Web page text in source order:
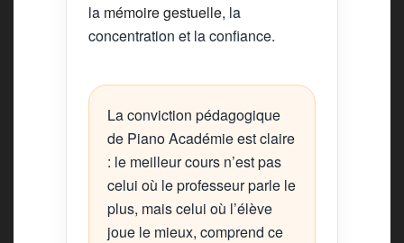
la mémoire gestuelle, la
concentration et la confiance.
La conviction pédagogique
de Piano Académie est claire
: le meilleur cours n’est pas
celui où le professeur parle le
plus, mais celui où l’élève
joue le mieux, comprend ce